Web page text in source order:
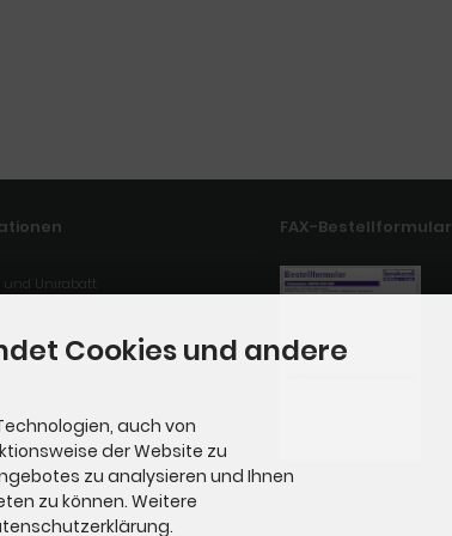
und Unirabatt
Rollwagen
- Hilfe
FAX-Bestellformular
Cookies und andere
auch von
der Website zu
zu analysieren und Ihnen
zu können. Weitere